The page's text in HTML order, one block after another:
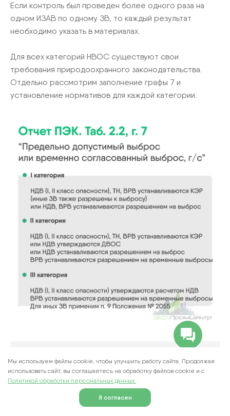
Если контроль был проведен более одного раза на
одном ИЗАВ по одному ЗВ, то каждый результат
необходимо указать в материалах.
Для всех категорий НВОС существуют свои
требования природоохранного законодательства.
Отдельно рассмотрим заполнение графы 7 и
установление нормативов для каждой категории.
при условии, что в план-графике контроля
стационарных источников включен
инструментальный контроль по веществу,
но фактически контроль не проводился.
Мы используем файлы cookie, чтобы улучшить работу сайта. Продолжая
использовать сайт, вы соглашаетесь на обработку файлов cookie и c
Политикой обработки персональных данных.
Я согласен